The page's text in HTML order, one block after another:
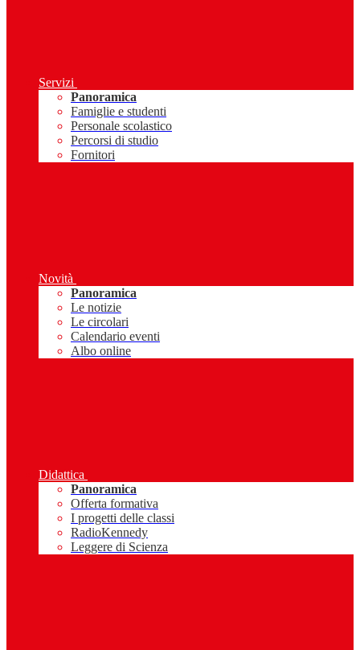
Servizi
Panoramica
Famiglie e studenti
Personale scolastico
Percorsi di studio
Fornitori
Novità
Panoramica
Le notizie
Le circolari
Calendario eventi
Albo online
Didattica
Panoramica
Offerta formativa
I progetti delle classi
RadioKennedy
Leggere di Scienza